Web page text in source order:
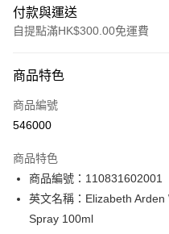
付款與運送
自提點滿HK$300.00免運費
信用卡
Apple Pay
PayMe
WeChat Pay
商品特色
商品編號
546000
商品特色
商品編號：110831602001
英文名稱：Elizabeth
Spray 100ml